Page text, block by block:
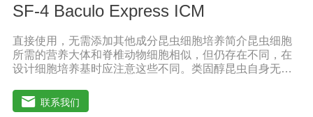
SF-4 Baculo Express ICM
直接使用，无需添加其他成分昆虫细胞培养简介昆虫细胞
所需的营养大体和脊椎动物细胞相似，但仍存在不同，在
设计细胞培养基时应注意这些不同。类固醇昆虫自身无法
前体。氨基酸昆虫血液中氨基酸含量很高，培养基中氨基
酸含量也应较高。有机酸昆虫血液中游离有机酸的含量通
联系我们